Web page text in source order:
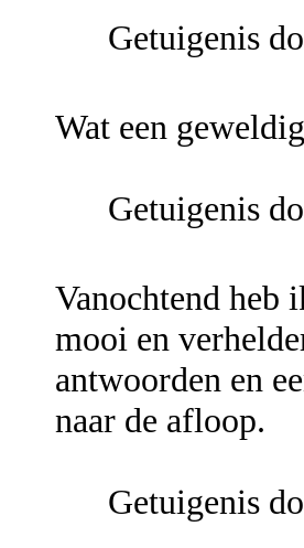
Getuigenis
Wat een
Getuigenis
Vanochtend heb
mooi en
antwoorden en
naar de afloop.
Getuigenis